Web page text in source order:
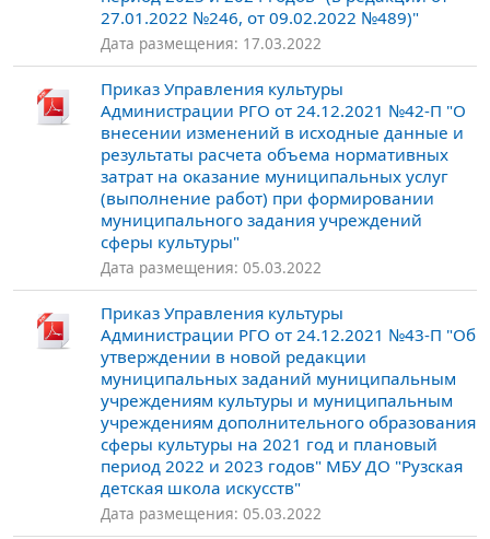
27.01.2022 №246, от 09.02.2022 №489)"
Дата размещения: 17.03.2022
Приказ Управления культуры
Администрации РГО от 24.12.2021 №42-П "О
внесении изменений в исходные данные и
результаты расчета объема нормативных
затрат на оказание муниципальных услуг
(выполнение работ) при формировании
муниципального задания учреждений
сферы культуры"
Дата размещения: 05.03.2022
Приказ Управления культуры
Администрации РГО от 24.12.2021 №43-П "Об
утверждении в новой редакции
муниципальных заданий муниципальным
учреждениям культуры и муниципальным
учреждениям дополнительного образования
сферы культуры на 2021 год и плановый
период 2022 и 2023 годов" МБУ ДО "Рузская
детская школа искусств"
Дата размещения: 05.03.2022